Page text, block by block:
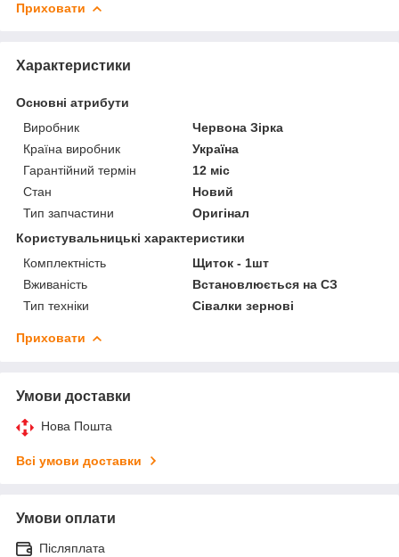
Приховати
Характеристики
Основні атрибути
Виробник
Червона Зірка
Країна виробник
Україна
Гарантійний термін
12 міс
Стан
Новий
Тип запчастини
Оригінал
Користувальницькі характеристики
Комплектність
Щиток - 1шт
Вживаність
Встановлюється на СЗ
Тип техніки
Сівалки зернові
Приховати
Умови доставки
Нова Пошта
Всі умови доставки
Умови оплати
Післяплата